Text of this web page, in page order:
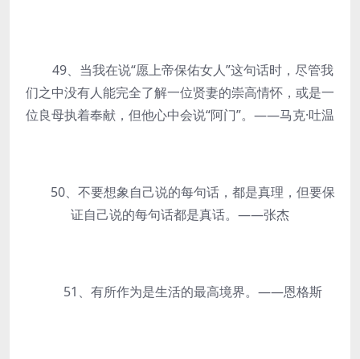
49、当我在说“愿上帝保佑女人”这句话时，尽管我
们之中没有人能完全了解一位贤妻的崇高情怀，或是一
位良母执着奉献，但他心中会说“阿门”。——马克·吐温
50、不要想象自己说的每句话，都是真理，但要保
证自己说的每句话都是真话。——张杰
51、有所作为是生活的最高境界。——恩格斯